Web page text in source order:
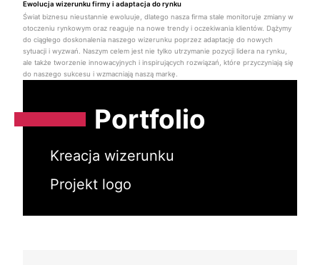
Ewolucja wizerunku firmy i adaptacja do rynku
Świat biznesu nieustannie ewoluuje, dlatego nasza firma stale monitoruje zmiany w
otoczeniu rynkowym oraz reaguje na nowe trendy i oczekiwania klientów. Dążymy
do ciągłego doskonalenia naszego wizerunku poprzez adaptację do nowych
sytuacji i wyzwań. Naszym celem jest nie tylko utrzymanie pozycji lidera na rynku,
ale także tworzenie innowacyjnych i inspirujących rozwiązań, które przyczyniają się
do naszego sukcesu i wzmacniają naszą markę.
Portfolio
Kreacja wizerunku
Projekt logo